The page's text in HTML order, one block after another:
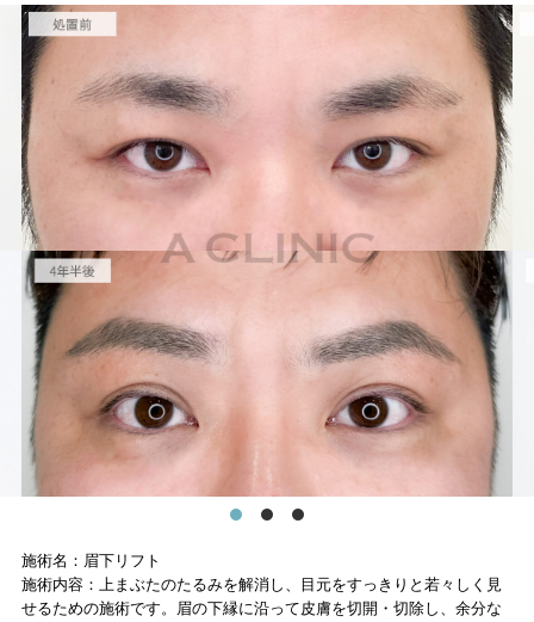
施術名：眉下リフト
施術内容：上まぶたのたるみを解消し、目元をすっきりと若々しく見
せるための施術です。眉の下縁に沿って皮膚を切開・切除し、余分な